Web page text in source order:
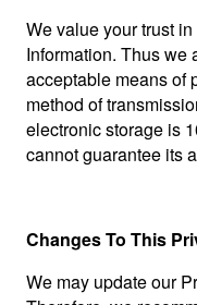
We value your trust
Information. Thus we
acceptable means of
method of
electronic storage is
cannot guarantee its
Changes To This
We may update our